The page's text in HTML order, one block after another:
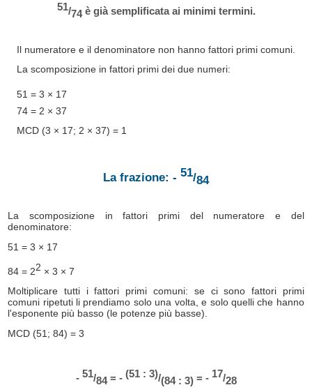
51/74 è già semplificata ai minimi termini.
Il numeratore e il denominatore non hanno fattori primi comuni.
La scomposizione in fattori primi dei due numeri:
51 = 3 × 17
74 = 2 × 37
MCD (3 × 17; 2 × 37) = 1
La frazione: - 51/84
La scomposizione in fattori primi del numeratore e del
denominatore:
51 = 3 × 17
84 = 22 × 3 × 7
Moltiplicare tutti i fattori primi comuni: se ci sono fattori primi
comuni ripetuti li prendiamo solo una volta, e solo quelli che hanno
l'esponente più basso (le potenze più basse).
MCD (51; 84) = 3
- 51/84 = - (51 : 3)/(84 : 3)= - 17/28